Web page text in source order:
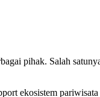
pihak. Salah
ekosistem